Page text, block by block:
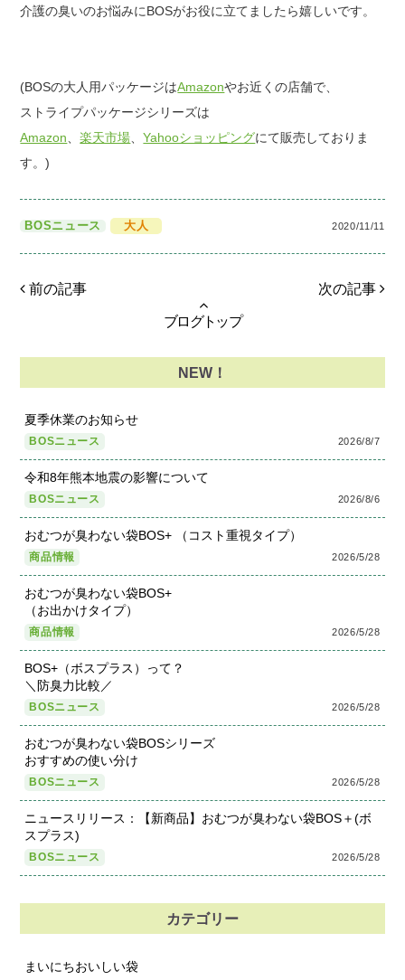
介護の臭いのお悩みにBOSがお役に立てましたら嬉しいです。
(BOSの大人用パッケージはAmazonやお近くの店舗で、
ストライプパッケージシリーズは
Amazon 、楽天市場 、Yahooショッピングにて販売しておりま
す。)
2020/11/11
BOSニュース 大人
前の記事 次の記事
ブログトップ
NEW！
夏季休業のお知らせ
2026/8/7
BOSニュース
令和8年熊本地震の影響について
2026/8/6
BOSニュース
おむつが臭わない袋BOS+ （コスト重視タイプ）
2026/5/28
商品情報
おむつが臭わない袋BOS+
（お出かけタイプ）
2026/5/28
商品情報
BOS+（ボスプラス）って？
＼防臭力比較／
2026/5/28
BOSニュース
おむつが臭わない袋BOSシリーズ
おすすめの使い分け
2026/5/28
BOSニュース
ニュースリリース：【新商品】おむつが臭わない袋BOS＋(ボ
スプラス)
2026/5/28
BOSニュース
カテゴリー
まいにちおいしい袋